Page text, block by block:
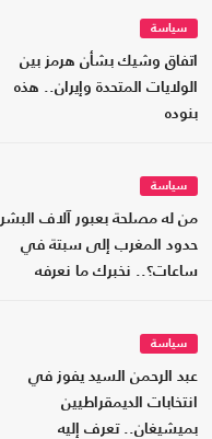
سياسة
اتفاق وشيك بشأن هرمز بين
الولايات المتحدة وإيران.. هذه
بنوده
سياسة
من له مصلحة بعبور آلاف البشر
حدود المغرب إلى سبتة في
ساعات؟.. نخبرك ما نعرفه
سياسة
عبد الرحمن السيد يفوز في
انتخابات الديمقراطيين
بميشيغان.. تعرف إليه